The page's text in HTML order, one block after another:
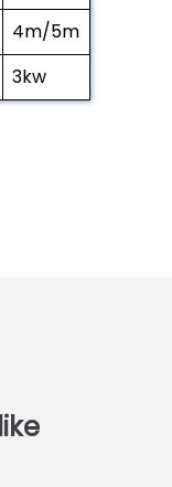
4m/5m
3kw